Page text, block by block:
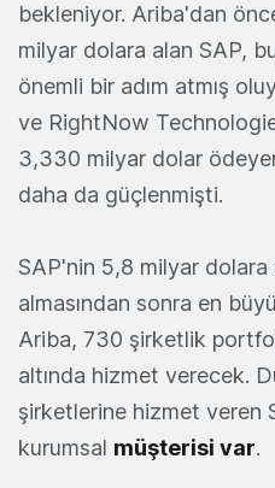
bekleniyor. Ariba'dan
milyar dolara alan SAP,
önemli bir adım atmış
ve RightNow
3,330 milyar dolar
daha da güçlenmişti.
SAP'nin 5,8 milyar dolara
almasından sonra en
Ariba, 730 şirketlik
altında hizmet verecek.
şirketlerine hizmet veren
kurumsal müşterisi var.